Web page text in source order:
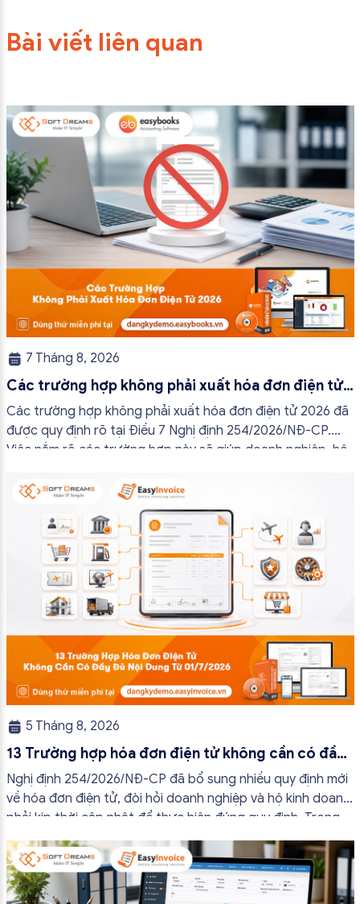
Bài viết liên quan
7 Tháng 8, 2026
Các trường hợp không phải xuất hóa đơn điện tử
2026
Các trường hợp không phải xuất hóa đơn điện tử 2026 đã
được quy định rõ tại Điều 7 Nghị định 254/2026/NĐ-CP.
Việc nắm rõ các trường hợp này sẽ giúp doanh nghiệp, hộ
tránh lập hóa đơn không cần thiết hoặc áp […]
5 Tháng 8, 2026
13 Trường hợp hóa đơn điện tử không cần có đầy
đủ nội dung từ 01/7/2026
Nghị định 254/2026/NĐ-CP đã bổ sung nhiều quy định mới
về hóa đơn điện tử, đòi hỏi doanh nghiệp và hộ kinh doanh
phải kịp thời cập nhật để thực hiện đúng quy định. Trong
bài viết này, hóa đơn điện tử EasyInvoice sẽ chia sẻ 13
trường hợp hóa đơn điện tử không cần […]